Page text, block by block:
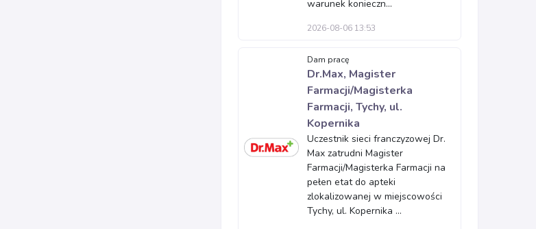
warunek konieczn...
2026-08-06 13:53
Dam pracę
Dr.Max, Magister
Farmacji/Magisterka
Farmacji, Tychy, ul.
Kopernika
Uczestnik sieci franczyzowej Dr.
Max zatrudni Magister
Farmacji/Magisterka Farmacji na
pełen etat do apteki
zlokalizowanej w miejscowości
Tychy, ul. Kopernika ...